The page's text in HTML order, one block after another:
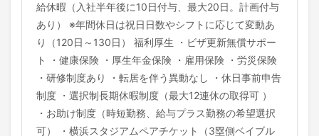
給休暇（入社半年後に10日付与、最大20日。計画付与
あり） ※年間休日は祝日日数やシフトに応じて変動あ
り（120日～130日） 福利厚生 ・ビザ更新無償サポー
ト ・健康保険 ・厚生年金保険 ・雇用保険 ・労災保険
・研修制度あり ・転居を伴う異動なし ・休日事前申告
制度 ・選択制長期休暇制度（最大12連休の取得可 ）
・お助け制度（時短勤務、給与プラス勤務の希望選択
可） ・横浜スタジアムペアチケット（3塁側ベイブル